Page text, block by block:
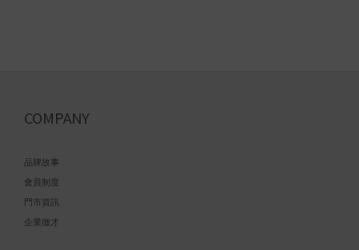
COMPANY
品牌故事
會員制度
門市資訊
企業徵才